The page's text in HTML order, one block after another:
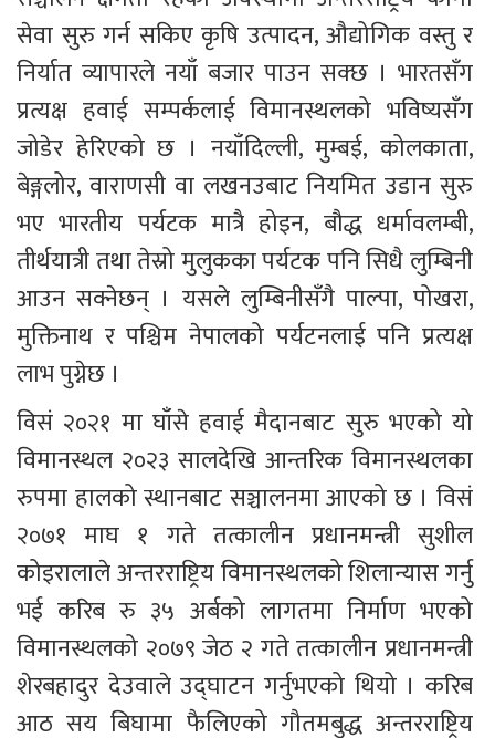
सेवा सुरु गर्न सकिए कृषि उत्पादन, औद्योगिक वस्तु र
निर्यात व्यापारले नयाँ बजार पाउन सक्छ । भारतसँग
प्रत्यक्ष हवाई सम्पर्कलाई विमानस्थलको भविष्यसँग
जोडेर हेरिएको छ । नयाँदिल्ली, मुम्बई, कोलकाता,
बेङ्गलोर, वाराणसी वा लखनउबाट नियमित उडान सुरु
भए भारतीय पर्यटक मात्रै होइन, बौद्ध धर्मावलम्बी,
तीर्थयात्री तथा तेस्रो मुलुकका पर्यटक पनि सिधै लुम्बिनी
आउन सक्नेछन् । यसले लुम्बिनीसँगै पाल्पा, पोखरा,
मुक्तिनाथ र पश्चिम नेपालको पर्यटनलाई पनि प्रत्यक्ष
लाभ पुग्नेछ ।
विसं २०२१ मा घाँसे हवाई मैदानबाट सुरु भएको यो
विमानस्थल २०२३ सालदेखि आन्तरिक विमानस्थलका
रुपमा हालको स्थानबाट सञ्चालनमा आएको छ । विसं
२०७१ माघ १ गते तत्कालीन प्रधानमन्त्री सुशील
कोइरालाले अन्तरराष्ट्रिय विमानस्थलको शिलान्यास गर्नु
भई करिब रु ३५ अर्बको लागतमा निर्माण भएको
विमानस्थलको २०७९ जेठ २ गते तत्कालीन प्रधानमन्त्री
शेरबहादुर देउवाले उद्घाटन गर्नुभएको थियो । करिब
आठ सय बिघामा फैलिएको गौतमबुद्ध अन्तरराष्ट्रिय